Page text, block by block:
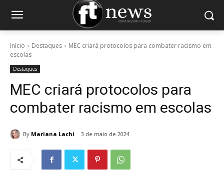
Início Destaques
MEC criará protocolos para combater racismo em
escolas
Destaques
MEC criará protocolos para
combater racismo em escolas
By Mariana Lachi 3 de maio de 2024